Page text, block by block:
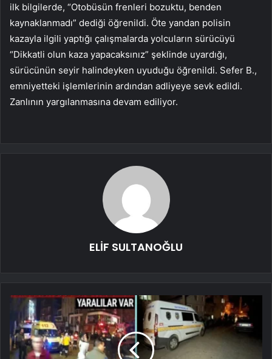
ilk bilgilerde, “Otobüsün frenleri bozuktu, benden
kaynaklanmadı” dediği öğrenildi. Öte yandan polisin
kazayla ilgili yaptığı çalışmalarda yolcuların sürücüyü
“Dikkatli olun kaza yapacaksınız” şeklinde uyardığı,
sürücünün seyir halindeyken uyuduğu öğrenildi. Sefer B.,
emniyetteki işlemlerinin ardından adliyeye sevk edildi.
Zanlının yargılanmasına devam ediliyor.
ELİF SULTANOĞLU